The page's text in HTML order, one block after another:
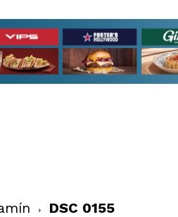
DSC 0155